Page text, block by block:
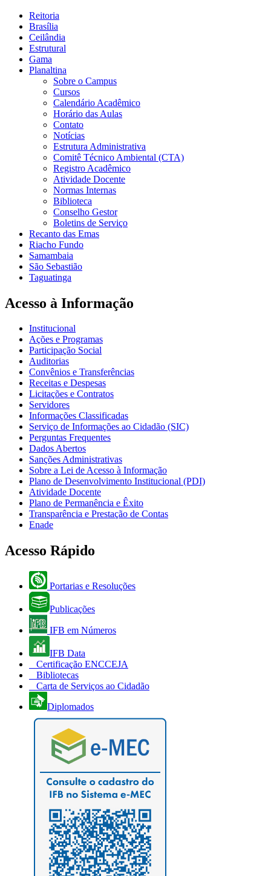
Reitoria
Brasília
Ceilândia
Estrutural
Gama
Planaltina
Sobre o Campus
Cursos
Calendário Acadêmico
Horário das Aulas
Contato
Notícias
Estrutura Administrativa
Comitê Técnico Ambiental (CTA)
Registro Acadêmico
Atividade Docente
Normas Internas
Biblioteca
Conselho Gestor
Boletins de Serviço
Recanto das Emas
Riacho Fundo
Samambaia
São Sebastião
Taguatinga
Acesso à Informação
Institucional
Ações e Programas
Participação Social
Auditorias
Convênios e Transferências
Receitas e Despesas
Licitações e Contratos
Servidores
Informações Classificadas
Serviço de Informações ao Cidadão (SIC)
Perguntas Frequentes
Dados Abertos
Sanções Administrativas
Sobre a Lei de Acesso à Informação
Plano de Desenvolvimento Institucional (PDI)
Atividade Docente
Plano de Permanência e Êxito
Transparência e Prestação de Contas
Enade
Acesso Rápido
Portarias e Resoluções
Publicações
IFB em Números
IFB Data
Certificação ENCCEJA
Bibliotecas
Carta de Serviços ao Cidadão
Diplomados